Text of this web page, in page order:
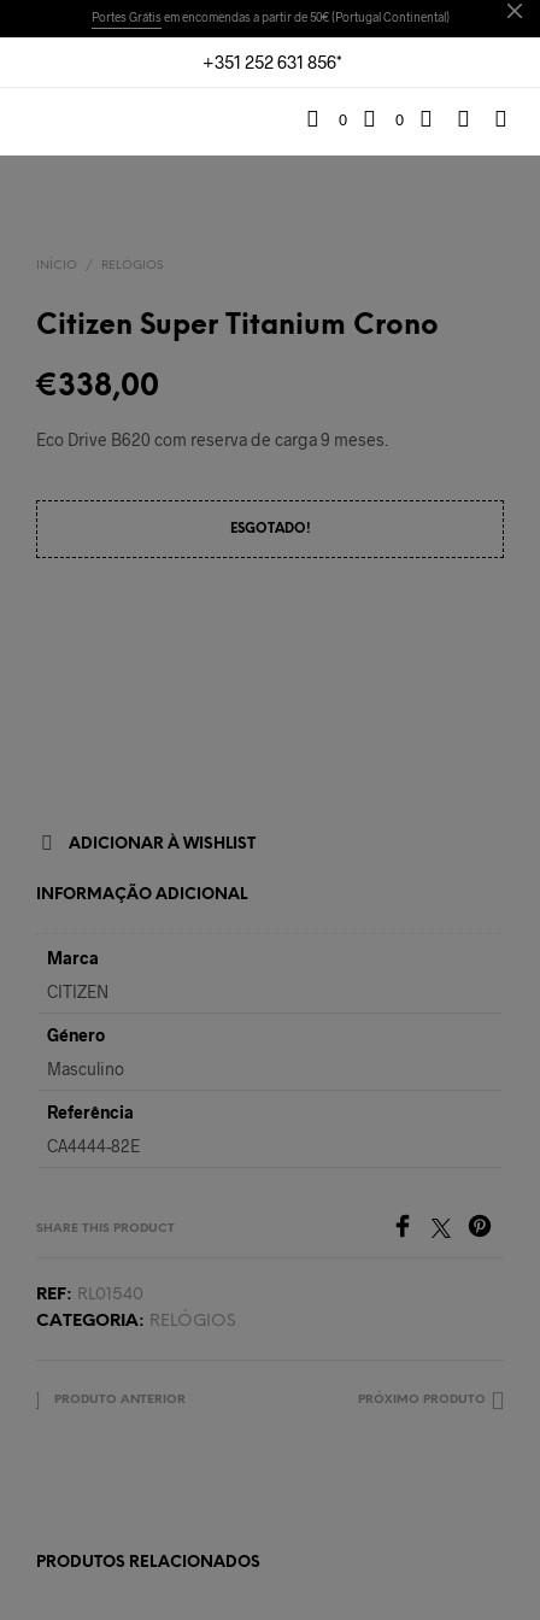
Portes Grátisem encomendas a partir de 50€ (Portugal Continental)
+351 252 631 856*
0 0
INÍCIO / RELÓGIOS
Citizen Super Titanium Crono
€338,00
Eco Drive B620 com reserva de carga 9 meses.
ESGOTADO!
ADICIONAR À WISHLIST
INFORMAÇÃO ADICIONAL
Marca
CITIZEN
Género
Masculino
Referência
CA4444-82E
SHARE THIS PRODUCT
REF: RL01540
CATEGORIA: RELÓGIOS
PRODUTO ANTERIOR PRÓXIMO PRODUTO
PRODUTOS RELACIONADOS